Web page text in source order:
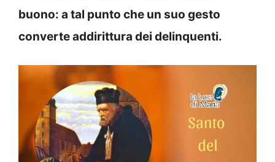
buono: a tal punto che un suo gesto
converte addirittura dei delinquenti.